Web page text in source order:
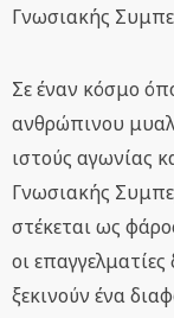
Γνωσιακής
Σε έναν κόσμο
ανθρώπινου
ιστούς αγωνίας
Γνωσιακής
στέκεται ως
οι
ξεκινούν ένα